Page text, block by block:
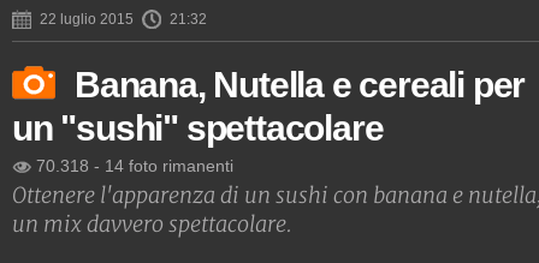
22 luglio 2015 21:32
Banana, Nutella e cereali per
un "sushi" spettacolare
70.318 - 14 foto rimanenti
Ottenere l'apparenza di un sushi con banana e
un mix davvero spettacolare.